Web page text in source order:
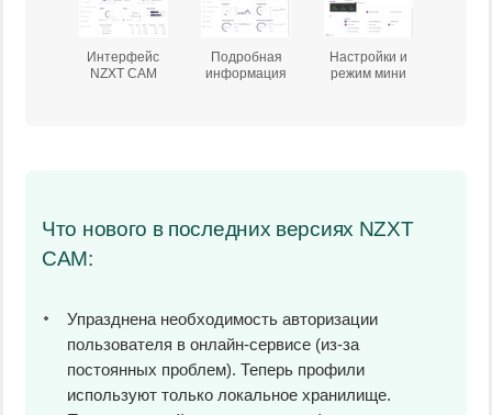
Интерфейс
NZXT CAM
Подробная
информация
Настройки и
режим мини
Что нового в последних версиях NZXT
CAM:
Упразднена необходимость авторизации
пользователя в онлайн-сервисе (из-за
постоянных проблем). Теперь профили
используют только локальное хранилище.